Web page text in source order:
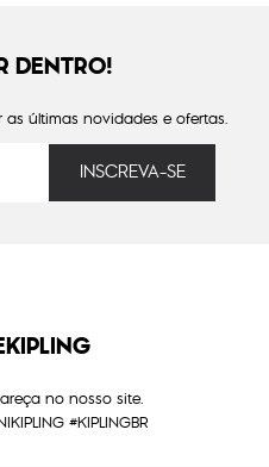
DENTRO!
últimas novidades e ofertas.
no nosso site.
#KIPLINGBR